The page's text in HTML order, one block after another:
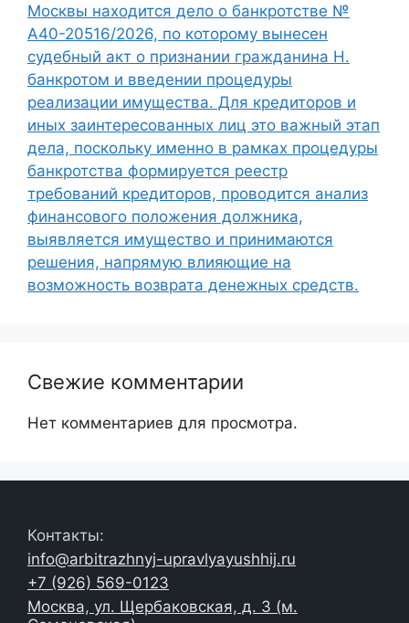
Москвы находится дело о банкротстве №
А40-20516/2026, по которому вынесен
судебный акт о признании гражданина Н.
банкротом и введении процедуры
реализации имущества. Для кредиторов и
иных заинтересованных лиц это важный этап
дела, поскольку именно в рамках процедуры
банкротства формируется реестр
требований кредиторов, проводится анализ
финансового положения должника,
выявляется имущество и принимаются
решения, напрямую влияющие на
возможность возврата денежных средств.
Свежие комментарии
Нет комментариев для просмотра.
Контакты:
info@arbitrazhnyj-upravlyayushhij.ru
+7 (926) 569-0123
Москва, ул. Щербаковская, д. 3 (м.